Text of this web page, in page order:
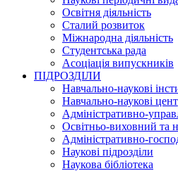
Освітня діяльність
Сталий розвиток
Міжнародна діяльність
Студентська рада
Асоціація випускників
ПІДРОЗДІЛИ
Навчально-наукові
Навчально-наукові
Адміністративно-
Освітньо-виховний та
Адміністративно-
Наукові підрозділи
Наукова бібліотека